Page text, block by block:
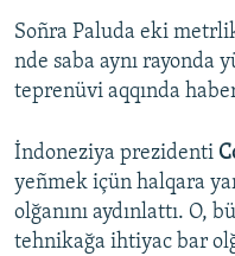
Soñra Paluda eki
nde saba aynı rayonda
teprenüvi aqqında
İndoneziya prezidenti
yeñmek içün halqara
olğanını aydınlattı. O,
tehnikağa ihtiyac bar